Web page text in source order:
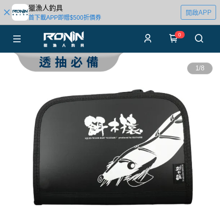
獵漁人釣具
首下載APP即贈$500折價券
開啟APP
0
1/8